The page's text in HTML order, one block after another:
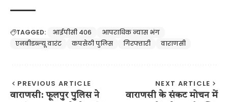
TAGGED: आईपीसी 406
आपराधिक न्यास भंग
एनबीडब्ल्यू वारंट
कपसेठी पुलिस गिरफ्तारी वाराणसी
PREVIOUS ARTICLE
वाराणसी: फूलपुर पुलिस ने
NEXT ARTICLE
वाराणसी के संकट मोचन में